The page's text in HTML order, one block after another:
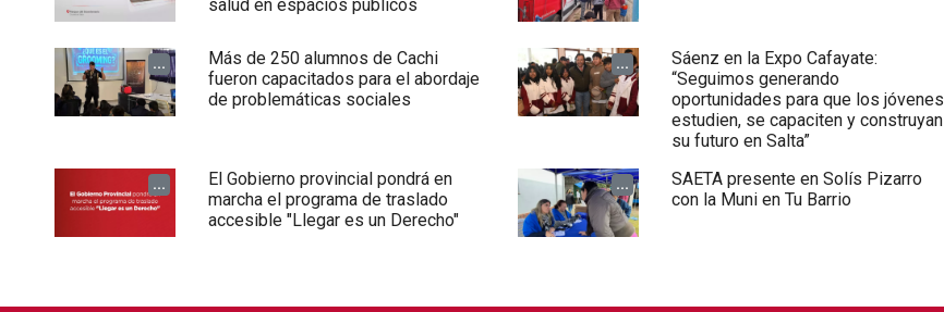
salud en espacios públicos
...
Más de 250 alumnos de Cachi
fueron capacitados para el abordaje
de problemáticas sociales
...
Sáenz en la Expo Cafayate:
“Seguimos generando
oportunidades para que los jóvenes
estudien, se capaciten y construyan
su futuro en Salta”
...
El Gobierno provincial pondrá en
marcha el programa de traslado
accesible "Llegar es un Derecho"
...
SAETA presente en Solís Pizarro
con la Muni en Tu Barrio